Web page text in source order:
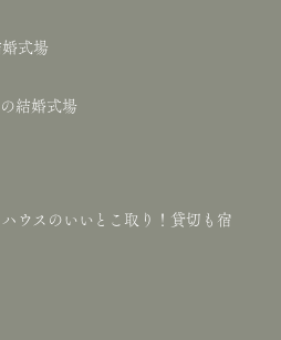
婚式場
結婚式場
ハウスのいいとこ取り！貸切も宿